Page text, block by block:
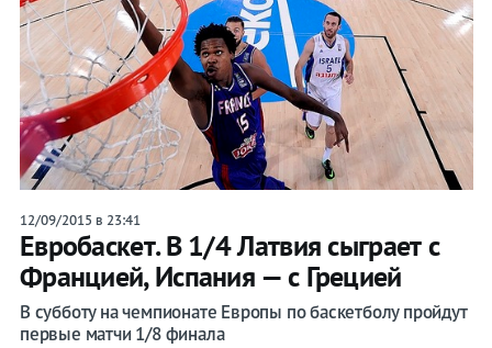
12/09/2015 в 23:41
Евробаскет. В 1/4 Латвия сыграет с
Францией, Испания — с Грецией
В субботу на чемпионате Европы по баскетболу пройдут
первые матчи 1/8 финала